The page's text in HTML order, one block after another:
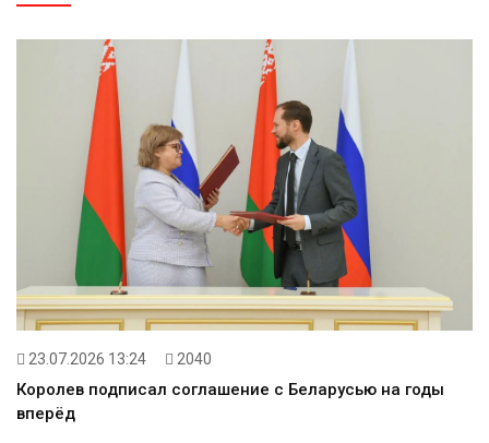
23.07.2026 13:24 2040
Королев подписал соглашение с Беларусью на годы
вперёд